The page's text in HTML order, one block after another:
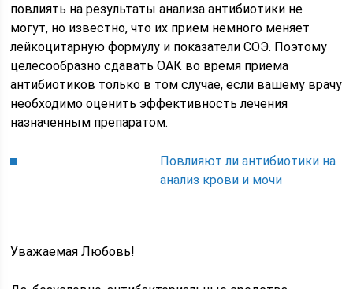
повлиять на результаты анализа антибиотики не
могут, но известно, что их прием немного меняет
лейкоцитарную формулу и показатели СОЭ. Поэтому
целесообразно сдавать ОАК во время приема
антибиотиков только в том случае, если вашему врачу
необходимо оценить эффективность лечения
назначенным препаратом.
Повлияют ли антибиотики на
анализ крови и мочи
Уважаемая Любовь!